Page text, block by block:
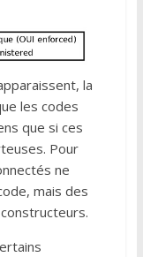
la
les codes
que si ces
Pour
ne
mais des